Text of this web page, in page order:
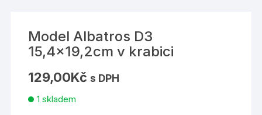
Model Albatros D3
15,4×19,2cm v krabici
129,00Kč s DPH
1 skladem